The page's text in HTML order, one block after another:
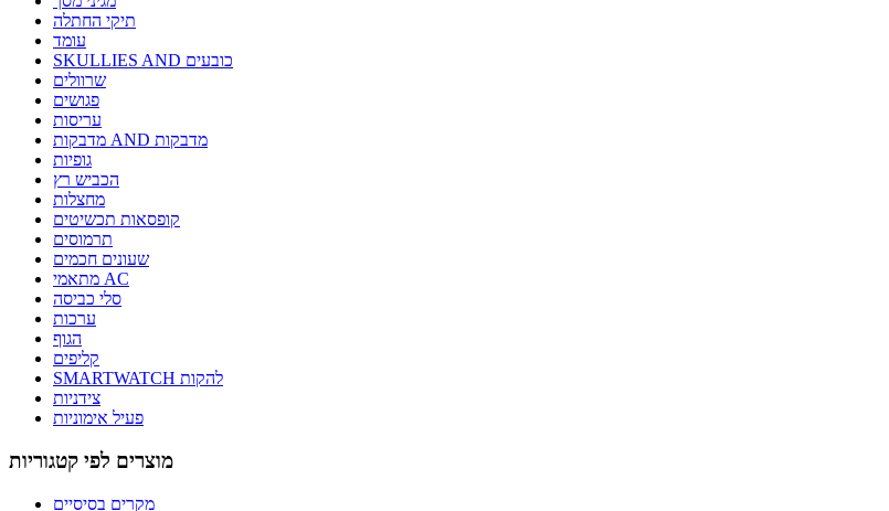
תיקי החתלה
עומד
SKULLIES AND כובעים
שרוולים
פגושים
עריסות
מדבקות AND מדבקות
גופיות
הכביש רץ
מחצלות
קופסאות תכשיטים
תרמוסים
שעונים חכמים
מתאמי AC
סלי כביסה
ערכות
הגוף
קליפים
SMARTWATCH להקות
צידניות
פעיל אימוניות
מוצרים לפי קטגוריות
מקרים בסיסיים